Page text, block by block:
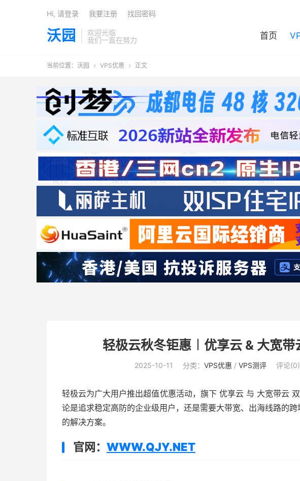
沃园
欢迎光临
我们一直在努力
首页
Hi, 请登录 我要注册 找回密码
当前位置： 沃园  VPS优惠  正文
轻极云秋冬钜惠︱优享云 & 大宽带
2025-10-11 分类： VPS优惠 / VPS测评 评论(0)
轻极云为广大用户推出超值优惠活动，旗下 优享云 与 大宽带云
论是追求稳定高防的企业级用户，还是需要大带宽、出海线路的
的解决方案。
官网： WWW.QJY.NET